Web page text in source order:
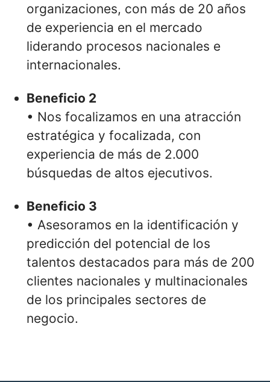
organizaciones, con más de 20 años
de experiencia en el mercado
liderando procesos nacionales e
internacionales.
Beneficio 2
• Nos focalizamos en una atracción
estratégica y focalizada, con
experiencia de más de 2.000
búsquedas de altos ejecutivos.
Beneficio 3
• Asesoramos en la identificación y
predicción del potencial de los
talentos destacados para más de 200
clientes nacionales y multinacionales
de los principales sectores de
negocio.